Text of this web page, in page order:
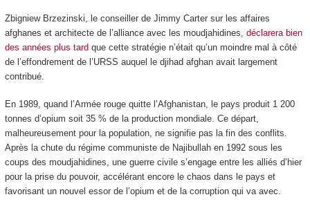
Zbigniew Brzezinski, le conseiller de Jimmy Carter sur les affaires
afghanes et architecte de l’alliance avec les moudjahidines, déclarera bien
des années plus tardque cette stratégie n’était qu’un moindre mal à côté
de l’effondrement de l’URSS auquel le djihad afghan avait largement
contribué.
En 1989, quand l’Armée rouge quitte l’Afghanistan, le pays produit 1 200
tonnes d’opium soit 35 % de la production mondiale. Ce départ,
malheureusement pour la population, ne signifie pas la fin des conflits.
Après la chute du régime communiste de Najibullah en 1992 sous les
coups des moudjahidines, une guerre civile s’engage entre les alliés d’hier
pour la prise du pouvoir, accélérant encore le chaos dans le pays et
favorisant un nouvel essor de l’opium et de la corruption qui va avec.